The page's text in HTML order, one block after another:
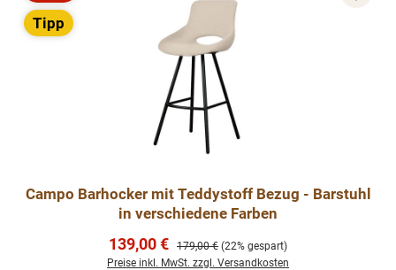
Tipp
Campo Barhocker mit Teddystoff Bezug - Barstuhl
in verschiedene Farben
Verkaufspreis:
139,00 € Regulärer Preis:
179,00 € (22% gespart)
Preise inkl. MwSt. zzgl. Versandkosten